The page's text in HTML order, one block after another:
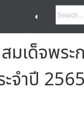
◐
มเด็จพระ
จำปี 2565